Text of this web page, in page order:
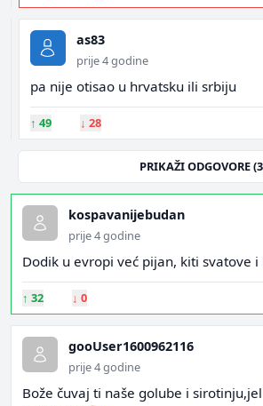
as83
prije 4 godine
pa nije otisao u hrvatsku ili srbiju
↑ 49 ↓ 28
PRIKAŽI ODGOVORE
kospavanijebudan
prije 4 godine
Dodik u evropi već pijan, kiti svatove
↑ 32 ↓ 0
gooUser1600962116
prije 4 godine
Bože čuvaj ti naše golube i